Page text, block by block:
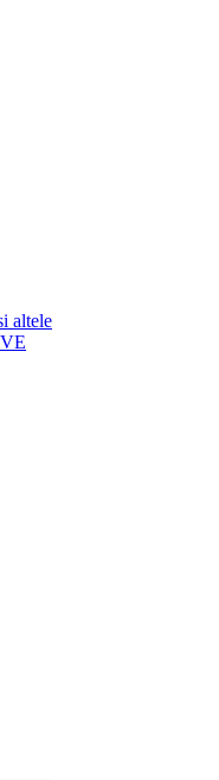
altele